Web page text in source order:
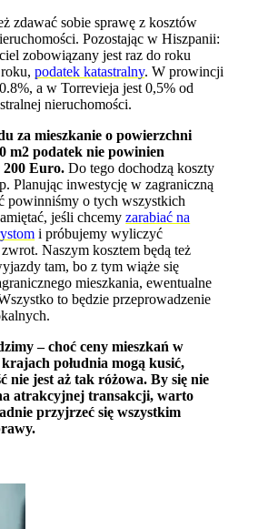
zdawać sobie sprawę z kosztów
Pozostając w Hiszpanii:
zobowiązany jest raz do roku
roku,podatek katastralny. W prowincji
a w Torrevieja jest 0,5% od
nieruchomości.
za mieszkanie o powierzchni
m2 podatek nie powinien
Euro. Do tego dochodzą koszty
Planując inwestycję w zagraniczną
powinniśmy o tych wszystkich
jeśli chcemyzarabiać na
i próbujemy wyliczyć
Naszym kosztem będą też
tam, bo z tym wiąże się
mieszkania, ewentualne
to będzie przeprowadzenie
– choć ceny mieszkań w
krajach południa mogą kusić,
nie jest aż tak różowa. By się nie
atrakcyjnej transakcji, warto
przyjrzeć się wszystkim